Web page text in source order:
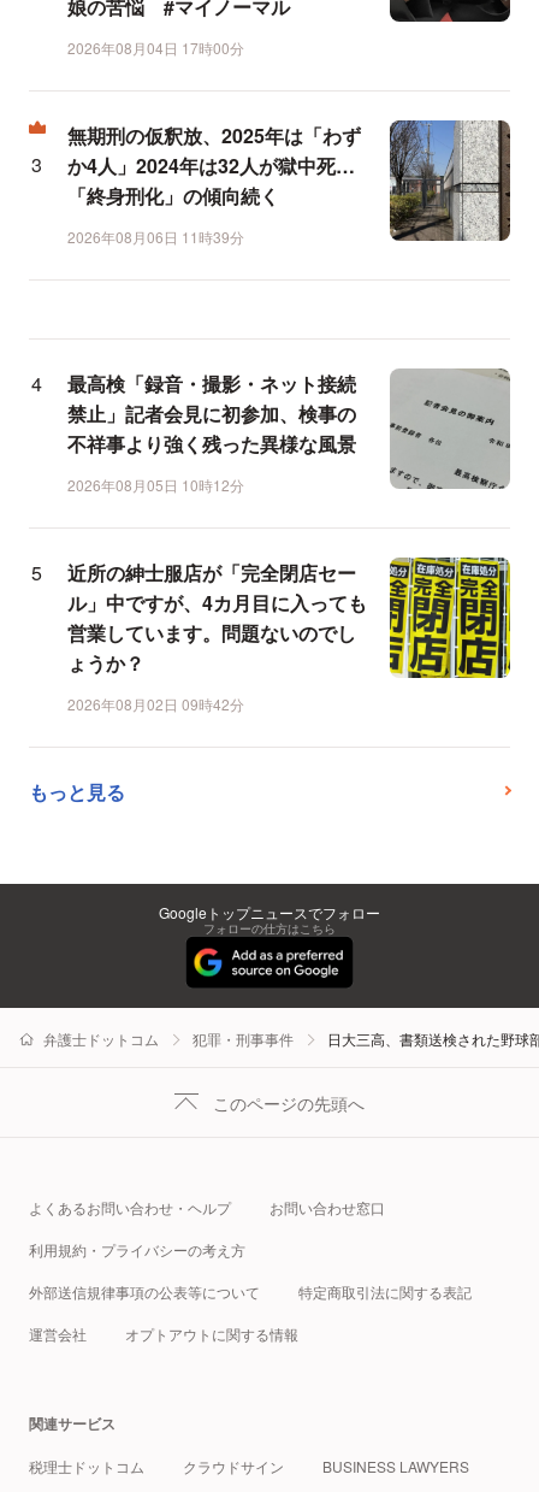
娘の苦悩 #マイノーマル
2026年08月04日 17時00分
無期刑の仮釈放、2025年は「わず
か4人」2024年は32人が獄中死…
「終身刑化」の傾向続く
2026年08月06日 11時39分
最高検「録音・撮影・ネット接続
禁止」記者会見に初参加、検事の
不祥事より強く残った異様な風景
2026年08月05日 10時12分
近所の紳士服店が「完全閉店セー
ル」中ですが、4カ月目に入っても
営業しています。問題ないのでし
ょうか？
2026年08月02日 09時42分
もっと見る
Googleトップニュースでフォロー
フォローの仕方はこちら
弁護士ドットコム 犯罪・刑事事件 日大三高、書類送検された野
このページの先頭へ
よくあるお問い合わせ・ヘルプ お問い合わせ窓口
利用規約・プライバシーの考え方
外部送信規律事項の公表等について 特定商取引法に関する表記
運営会社 オプトアウトに関する情報
関連サービス
税理士ドットコム クラウドサイン BUSINESS LAWYERS